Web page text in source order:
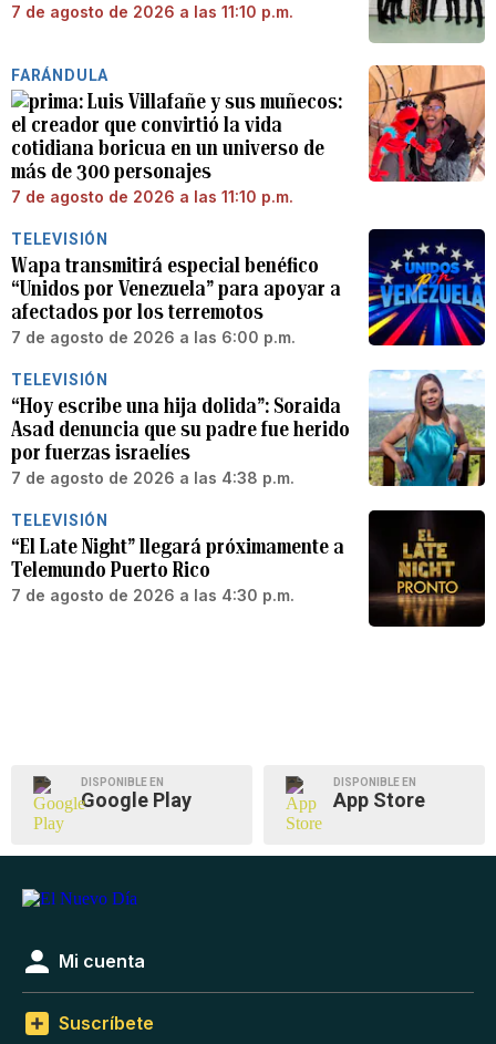
7 de agosto de 2026 a las 11:10 p.m.
FARÁNDULA
Luis Villafañe y sus muñecos:
el creador que convirtió la vida
cotidiana boricua en un universo de
más de 300 personajes
7 de agosto de 2026 a las 11:10 p.m.
TELEVISIÓN
Wapa transmitirá especial benéfico
“Unidos por Venezuela” para apoyar a
afectados por los terremotos
7 de agosto de 2026 a las 6:00 p.m.
TELEVISIÓN
“Hoy escribe una hija dolida”: Soraida
Asad denuncia que su padre fue herido
por fuerzas israelíes
7 de agosto de 2026 a las 4:38 p.m.
TELEVISIÓN
“El Late Night” llegará próximamente a
Telemundo Puerto Rico
7 de agosto de 2026 a las 4:30 p.m.
DISPONIBLE EN
Google Play
DISPONIBLE EN
App Store
Mi cuenta
Suscríbete